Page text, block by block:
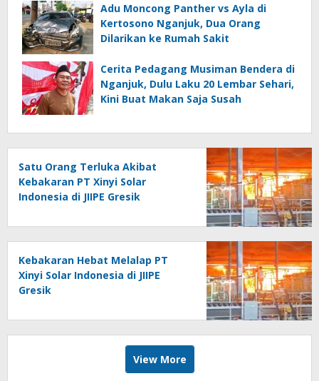
Adu Moncong Panther vs Ayla di
Kertosono Nganjuk, Dua Orang
Dilarikan ke Rumah Sakit
Cerita Pedagang Musiman Bendera di
Nganjuk, Dulu Laku 20 Lembar Sehari,
Kini Buat Makan Saja Susah
Satu Orang Terluka Akibat
Kebakaran PT Xinyi Solar
Indonesia di JIIPE Gresik
Kebakaran Hebat Melalap PT
Xinyi Solar Indonesia di JIIPE
Gresik
View More